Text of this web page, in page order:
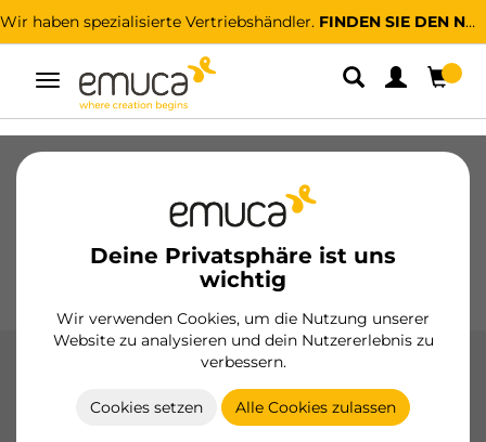
Wir haben spezialisierte Vertriebshändler. FINDEN SIE DEN NÄCHSTGELEGENEN
Umschaltbare
Navigation
Deine Privatsphäre ist uns
wichtig
Wir verwenden Cookies, um die Nutzung unserer
Website zu analysieren und dein Nutzererlebnis zu
verbessern.
Cookies setzen Alle Cookies zulassen
Führungssysteme
Schiebesysteme
Griffe Sockel
Konverter und sensoren
Wandler und Sensoren von Emuca: Optimieren Sie Ihre